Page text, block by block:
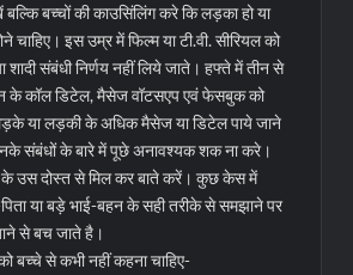
बल्कि बच्चों की काउसिंलिंग करे कि लड़का हो या
चाहिए। इस उम्र में फिल्म या टी.वी. सीरियल को
संबंधी निर्णय नहीं लिये जाते। हफ्ते में तीन से
के कॉल डिटेल, मैसेज वॉटसएप एवं फेसबुक को
या लड़की के अधिक मैसेज या डिटेल पाये जाने
संबंधों के बारे में पूछे अनावश्यक शक ना करे।
के उस दोस्त से मिल कर बाते करें। कुछ केस में
पिता या बड़े भाई-बहन के सही तरीके से समझाने पर
से बच जाते है।
बच्चे से कभी नहीं कहना चाहिए-